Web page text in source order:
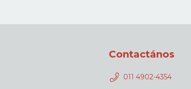
Contactános
011 4902-4354